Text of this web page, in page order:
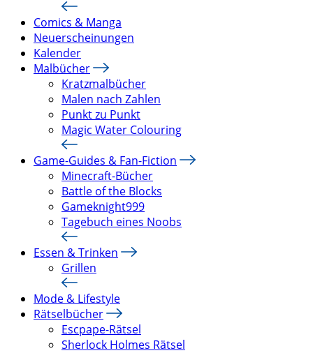
Comics & Manga
Neuerscheinungen
Kalender
Malbücher
Kratzmalbücher
Malen nach Zahlen
Punkt zu Punkt
Magic Water Colouring
Game-Guides & Fan-Fiction
Minecraft-Bücher
Battle of the Blocks
Gameknight999
Tagebuch eines Noobs
Essen & Trinken
Grillen
Mode & Lifestyle
Rätselbücher
Escpape-Rätsel
Sherlock Holmes Rätsel